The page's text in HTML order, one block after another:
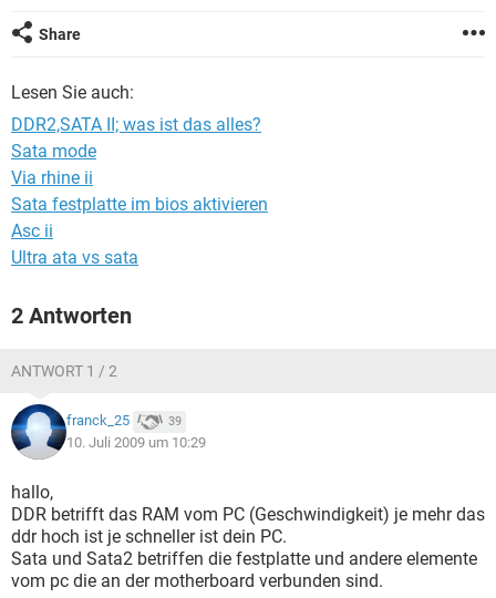
FACEBOOK
Share
Lesen Sie auch:
DDR2,SATA II; was ist das alles?
Sata mode
Via rhine ii
Sata festplatte im bios aktivieren
Asc ii
Ultra ata vs sata
2 Antworten
ANTWORT 1 / 2
franck_25 39
10. Juli 2009 um 10:29
hallo,
DDR betrifft das RAM vom PC (Geschwindigkeit) je mehr das
ddr hoch ist je schneller ist dein PC.
Sata und Sata2 betriffen die festplatte und andere elemente
vom pc die an der motherboard verbunden sind.